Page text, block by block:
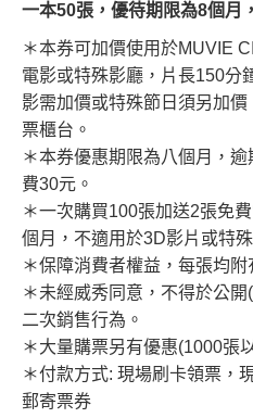
一本50張，優待期限為8個月
＊本券可加價使用於MUVIE
電影或特殊影廳，片長150分
影需加價或特殊節日須另加
票櫃台。
＊本券優惠期限為八個月，
費30元。
＊一次購買100張加送2張免
個月，不適用於3D影片或特
＊保障消費者權益，每張均附
＊未經威秀同意，不得於公
二次銷售行為。
＊大量購票另有優惠(1000張
＊付款方式: 現場刷卡領票，
郵寄票券